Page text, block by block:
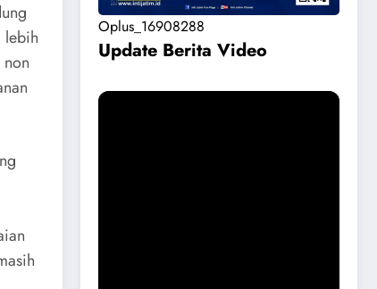
lebih
Oplus_16908288
Update Berita Video